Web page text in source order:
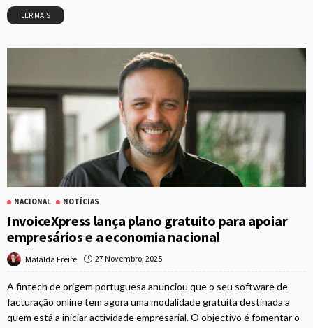
LER MAIS
NACIONAL NOTÍCIAS
InvoiceXpress lança plano gratuito para apoiar
empresários e a economia nacional
Mafalda Freire 27 Novembro, 2025
A fintech de origem portuguesa anunciou que o seu software de
facturação online tem agora uma modalidade gratuita destinada a
quem está a iniciar actividade empresarial. O objectivo é fomentar o